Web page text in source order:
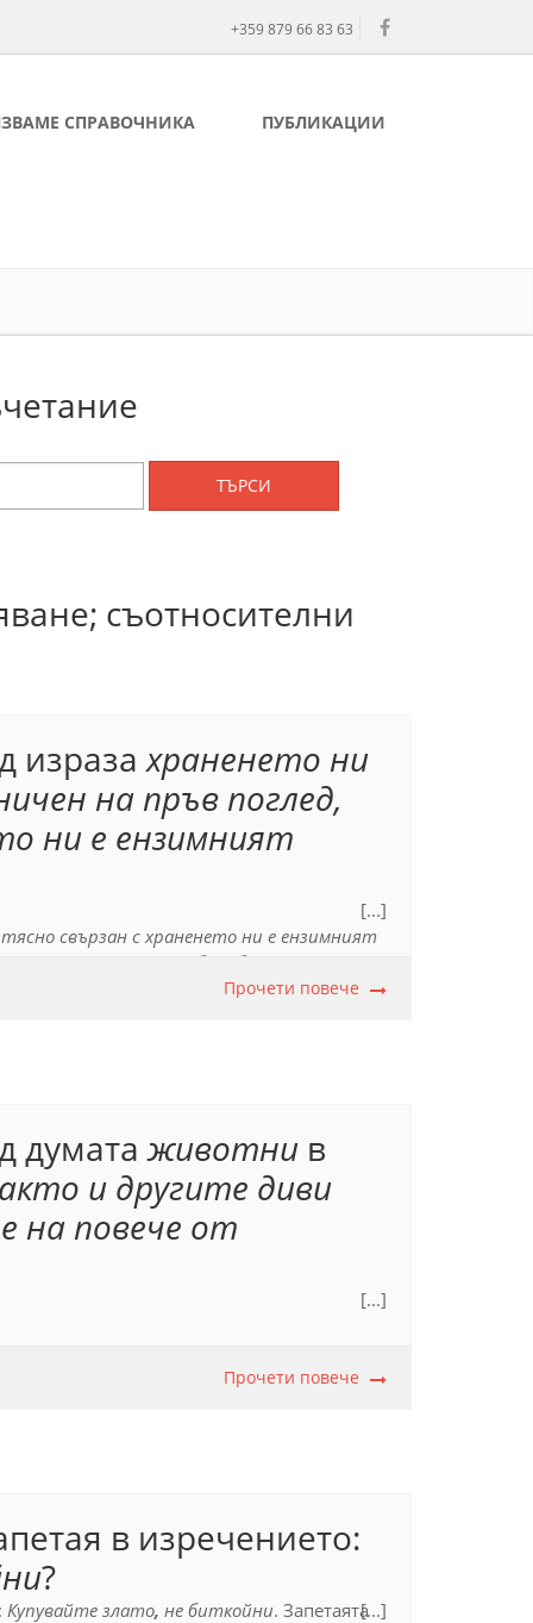
+359 879 66 83 63
СПРАВОЧНИКА ПУБЛИКАЦИИ
ТЪРСИ
съотносителни
изразахраненето ни
на пръв поглед,
ни е ензимният
свързан с храненето ни е ензимният
, тъй като тук няма обособена част. Със
, поясняващи
[...]
Прочети повече
думатаживотни в
и другите диви
на повече от
усещат миризмите на повече от стотина метра
другите диви животни.
[...]
Прочети повече
в изречението:
?
Купувайте злато, не биткойни. Запетаята[...]